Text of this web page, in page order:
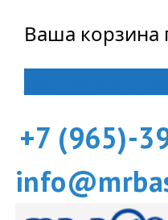
Ваша корзина
+7 (965)-